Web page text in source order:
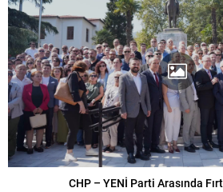
CHP – YENİ Parti Arasında